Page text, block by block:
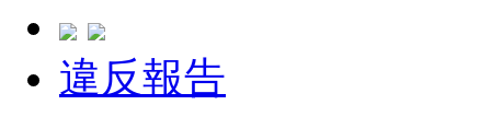
違反報告